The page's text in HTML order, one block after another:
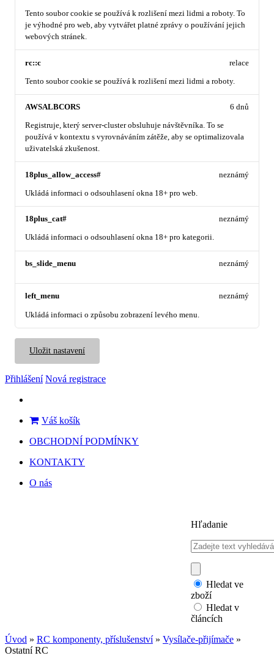
Tento soubor cookie se používá k rozlišení mezi lidmi a roboty. To
je výhodné pro web, aby vytvářet platné zprávy o používání jejich
webových stránek.
rc::c
Tento soubor cookie se používá k rozlišení mezi lidmi a roboty.
relace
AWSALBCORS
Registruje, který server-cluster obsluhuje návštěvníka. To se
používá v kontextu s vyrovnáváním zátěže, aby se optimalizovala
uživatelská zkušenost.
6 dnů
18plus_allow_access#
Ukládá informaci o odsouhlasení okna 18+ pro web.
neznámý
18plus_cat#
Ukládá informaci o odsouhlasení okna 18+ pro kategorii.
neznámý
bs_slide_menu neznámý
left_menu
Ukládá informaci o způsobu zobrazení levého menu.
neznámý
Uložit nastavení
Přihlášení Nová registrace
Váš košík
OBCHODNÍ PODMÍNKY
KONTAKTY
O nás
Hľadanie
Hledat ve
zboží
Hledat v
článcích
Úvod » RC komponenty, příslušenství » Vysílače-přijímače »
Ostatní RC